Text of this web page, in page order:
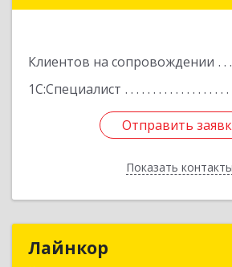
Клиентов на сопровождении
1С:Специалист
Отправить
Показать контакты
Отправить
Назад
Лайнкор